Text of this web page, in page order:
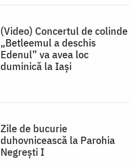
(Video) Concertul de colinde
„Betleemul a deschis
Edenul” va avea loc
duminică la Iași
Zile de bucurie
duhovnicească la Parohia
Negrești I